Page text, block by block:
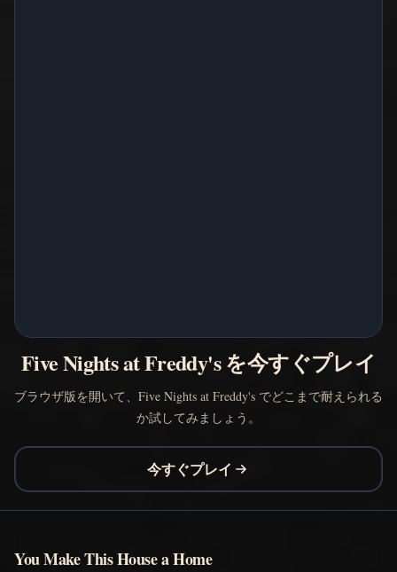
Five Nights at Freddy's を今すぐプレイ
ブラウザ版を開いて、Five Nights at Freddy's でどこまで耐えられる
か試してみましょう。
今すぐプレイ
You Make This House a Home